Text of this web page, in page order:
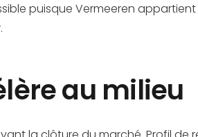
puisque Vermeeren
au milieu